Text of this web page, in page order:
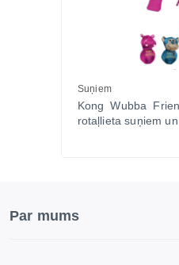
Suņiem
Kong Wubba
rotaļlieta suņiem
Par mums